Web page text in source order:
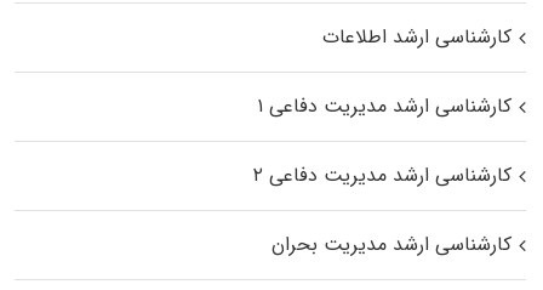
کارشناسی ارشد اطلاعات
کارشناسی ارشد مدیریت دفاعی ۱
کارشناسی ارشد مدیریت دفاعی ۲
کارشناسی ارشد مدیریت بحران